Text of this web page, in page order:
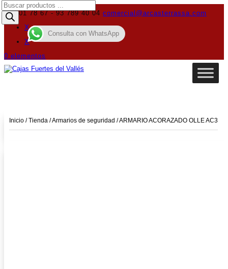
619 01 78 67 - 93 789 40 04 comercial@arcasterrassa.com
X
X
0 elementos
Búsqueda
de
productos
Inicio /Tienda /Armarios de seguridad / ARMARIO ACORAZADO OLLE AC3
Consulta con WhatsApp